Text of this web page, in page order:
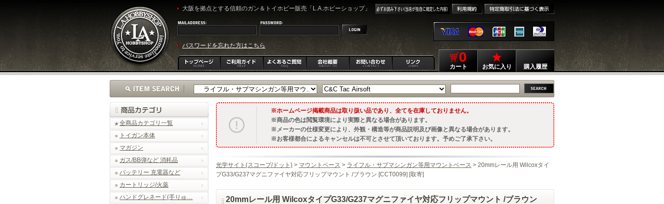
大阪を拠点とする信頼のガン＆トイホビー販売「L.A.ホビーショップ」
パスワードを忘れた方はこちら
0
カート お気に入り 購入履歴
全商品カテゴリ一覧
トイガン本体
マガジン
ガス/BB弾など 消耗品
バッテリー 充電器など
カートリッジ/火薬
ハンドグレネード(手りゅ…
ホームページ掲載商品は取り扱い品であり、全てを在庫しておりません。
商品の色は閲覧環境により実際と異なる場合があります。
メーカーの仕様変更により、外観・構造等が商品説明及び画像と異なる場合があります。
お客様都合によるキャンセルは不可とさせて頂いております。予めご了承下さい。
光学サイト(スコープ/ドット) > マウントベース > ライフル・サブマシンガン等用マウントベース > 20mmレール用 Wilcoxタイ
プG33/G237マグニファイヤ対応フリップマウント /ブラウン [CCT0099] [取寄]
20mmレール用 WilcoxタイプG33/G237マグニファイヤ対応フリップマウント /ブラウン